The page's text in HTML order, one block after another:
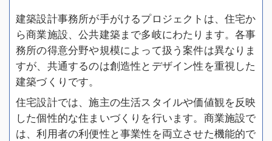
建築設計事務所が手がけるプロジェクトは、住宅か
ら商業施設、公共建築まで多岐にわたります。各事
務所の得意分野や規模によって扱う案件は異なりま
すが、共通するのは創造性とデザイン性を重視した
建築づくりです。
住宅設計では、施主の生活スタイルや価値観を反映
した個性的な住まいづくりを行います。商業施設で
は、利用者の利便性と事業性を両立させた機能的で